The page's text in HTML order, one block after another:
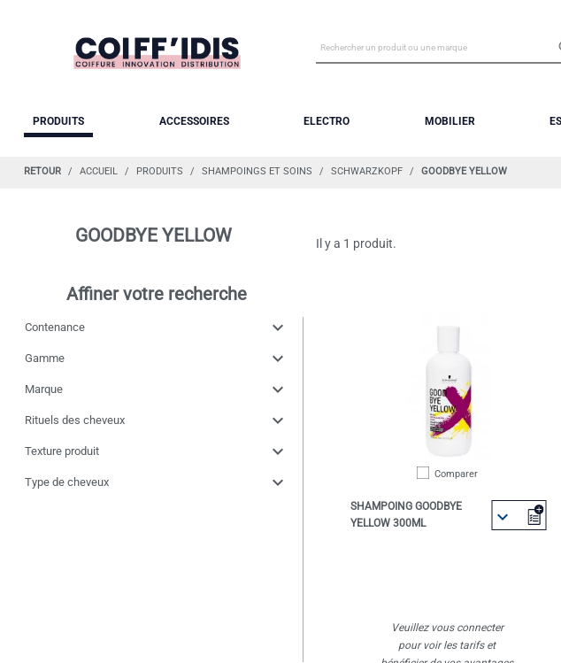
PRODUITS ACCESSOIRES ELECTRO MOBILIER
RETOUR ACCUEIL PRODUITS SHAMPOINGS ET SOINS SCHWARZKOPF GOODBYE YELLOW
GOODBYE YELLOW
Affiner votre recherche
Contenance expand_more
Gamme expand_more
Marque expand_more
Rituels des cheveux expand_more
Texture produit expand_more
Type de cheveux expand_more
Il y a 1 produit.
Comparer
SHAMPOING GOODBYE
YELLOW 300ML

Veuillez vous connecter
pour voir les tarifs et
EN SAVOIR +